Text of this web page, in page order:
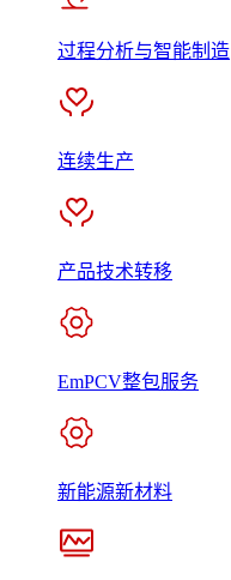
过程分析与智能制造
连续生产
产品技术转移
EmPCV整包服务
新能源新材料